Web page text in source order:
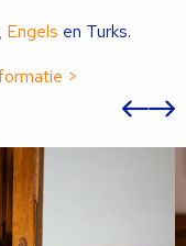
Engels en Turks.
>